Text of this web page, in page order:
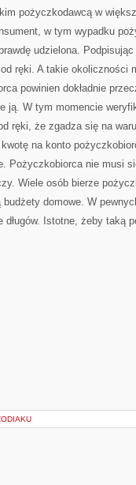
pożyczkodawcą w
w tym wypadku
udzielona.
ręki. A takie okoliczności
powinien dokładnie
ją. W tym momencie
ręki, że zgadza się na
na konto
Pożyczkobiorca nie musi
Wiele osób bierze
domowe. W
długów. Istotne, żeby taką